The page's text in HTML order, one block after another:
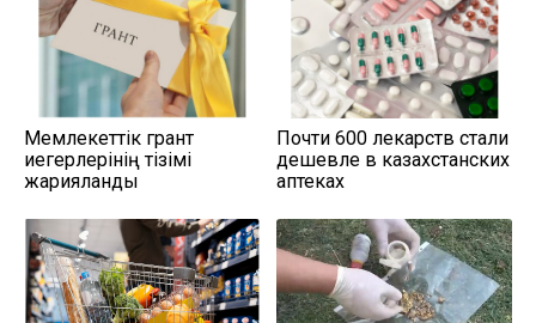
Мемлекеттік грант
иегерлерінің тізімі
жарияланды
Почти 600 лекарств стали
дешевле в казахстанских
аптеках